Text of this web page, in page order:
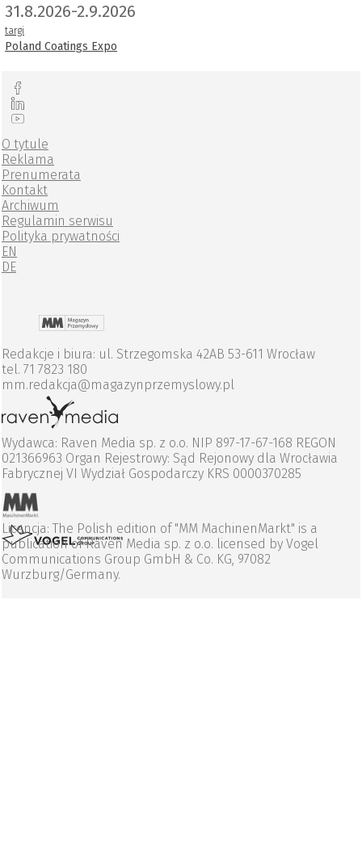
31.8.2026-2.9.2026
targi
Poland Coatings Expo
O tytule
Reklama
Prenumerata
Kontakt
Archiwum
Regulamin serwisu
Polityka prywatności
EN
DE
Redakcje i biura: ul. Strzegomska 42AB 53-611 Wrocław
tel. 71 7823 180
mm.redakcja@magazynprzemyslowy.pl
Wydawca: Raven Media sp. z o.o. NIP 897-17-67-168 REGON
021366963 Organ Rejestrowy: Sąd Rejonowy dla Wrocławia
Fabrycznej VI Wydział Gospodarczy KRS 0000370285
Licencja: The Polish edition of "MM MachinenMarkt" is a
publication of Raven Media sp. z o.o. licensed by Vogel
Communications Group GmbH & Co. KG, 97082
Wurzburg/Germany.